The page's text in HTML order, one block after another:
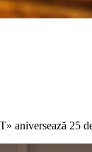
aniversează 25